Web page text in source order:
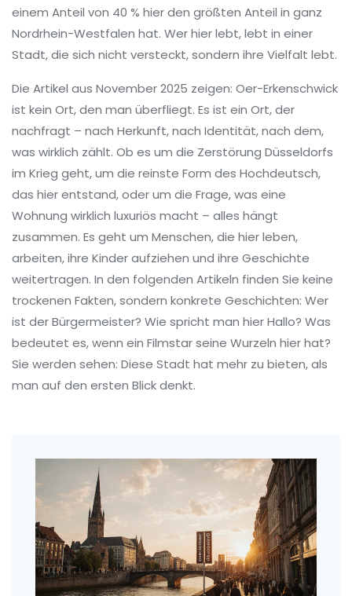
einem Anteil von 40 % hier den größten Anteil in ganz
Nordrhein-Westfalen hat. Wer hier lebt, lebt in einer
Stadt, die sich nicht versteckt, sondern ihre Vielfalt lebt.
Die Artikel aus November 2025 zeigen: Oer-Erkenschwick
ist kein Ort, den man überfliegt. Es ist ein Ort, der
nachfragt – nach Herkunft, nach Identität, nach dem,
was wirklich zählt. Ob es um die Zerstörung Düsseldorfs
im Krieg geht, um die reinste Form des Hochdeutsch,
das hier entstand, oder um die Frage, was eine
Wohnung wirklich luxuriös macht – alles hängt
zusammen. Es geht um Menschen, die hier leben,
arbeiten, ihre Kinder aufziehen und ihre Geschichte
weitertragen. In den folgenden Artikeln finden Sie keine
trockenen Fakten, sondern konkrete Geschichten: Wer
ist der Bürgermeister? Wie spricht man hier Hallo? Was
bedeutet es, wenn ein Filmstar seine Wurzeln hier hat?
Sie werden sehen: Diese Stadt hat mehr zu bieten, als
man auf den ersten Blick denkt.